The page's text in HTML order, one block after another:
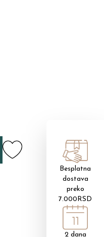
Besplatna
dostava
preko
7.000RSD
2 dana